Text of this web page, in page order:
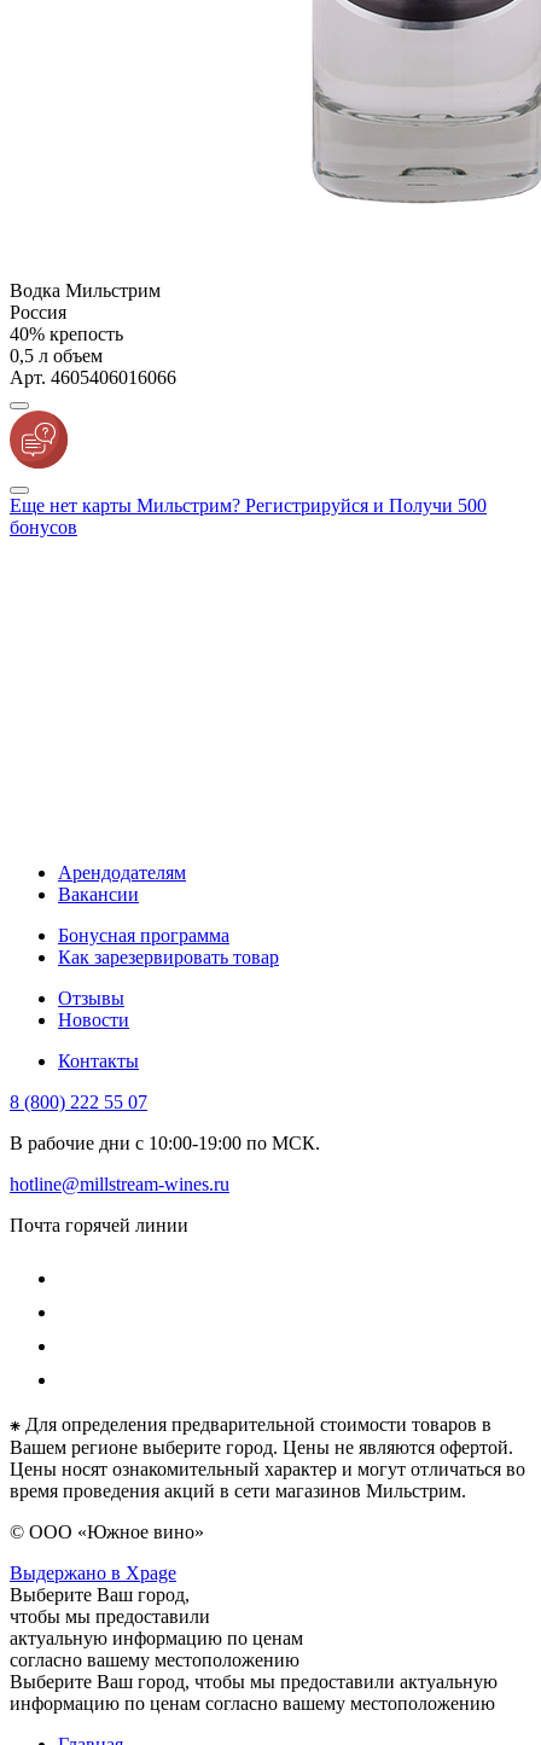
Водка Мильстрим
Россия
40% крепость
0,5 л объем
Арт. 4605406016066
Еще нет карты Мильстрим? Регистрируйся и Получи 500
бонусов
Арендодателям
Вакансии
Бонусная программа
Как зарезервировать товар
Отзывы
Новости
Контакты
8 (800) 222 55 07
В рабочие дни с 10:00-19:00 по МСК.
hotline@millstream-wines.ru
Почта горячей линии
⁕ Для определения предварительной стоимости товаров в
Вашем регионе выберите город. Цены не являются офертой.
Цены носят ознакомительный характер и могут отличаться во
время проведения акций в сети магазинов Мильстрим.
© ООО «Южное вино»
Выдержано в Xpage
Выберите Ваш город,
чтобы мы предоставили
актуальную информацию по ценам
согласно вашему местоположению
Выберите Ваш город, чтобы мы предоставили актуальную
информацию по ценам согласно вашему местоположению